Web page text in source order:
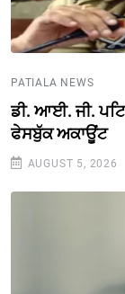
PATIALA NEWS
ਡੀ. ਆਈ. ਜੀ.
ਫੇਸਬੁੱਕ ਅਕਾਊਂਟ
AUGUST 5, 2026